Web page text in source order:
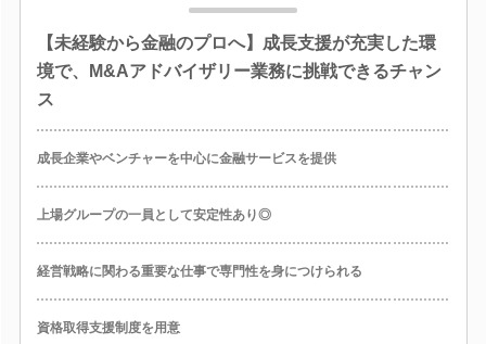
【未経験から金融のプロへ】成長支援が充実した環
境で、M&Aアドバイザリー業務に挑戦できるチャン
ス
成長企業やベンチャーを中心に金融サービスを提供
上場グループの一員として安定性あり◎
経営戦略に関わる重要な仕事で専門性を身につけられる
資格取得支援制度を用意